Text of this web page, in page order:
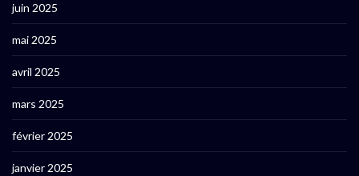
juin 2025
mai 2025
avril 2025
mars 2025
février 2025
janvier 2025